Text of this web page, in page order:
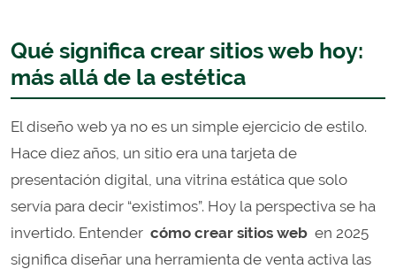
Qué significa crear sitios web hoy:
más allá de la estética
El diseño web ya no es un simple ejercicio de estilo.
Hace diez años, un sitio era una tarjeta de
presentación digital, una vitrina estática que solo
servía para decir “existimos”. Hoy la perspectiva se ha
invertido. Entender cómo crear sitios web en 2025
significa diseñar una herramienta de venta activa las